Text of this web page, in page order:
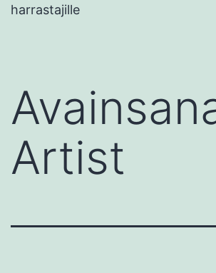
harrastajille
Artist